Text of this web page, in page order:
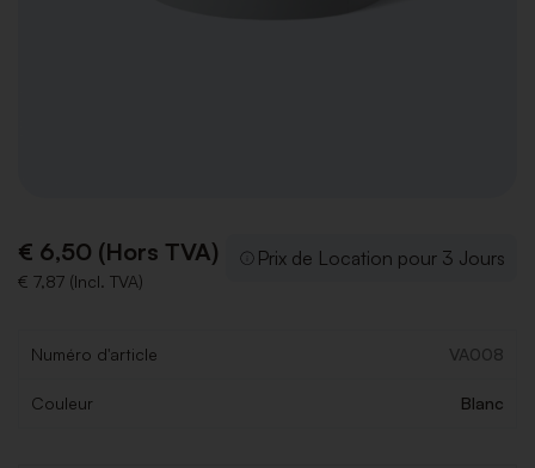
€ 6,50 (Hors TVA)
€ 7,87 (Incl. TVA)
Prix de Location pour 3 Jours
Numéro d'article VA008
Couleur Blanc